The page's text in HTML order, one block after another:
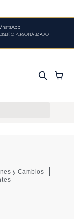
DISEÑO PERSONALIZADO
•
y Cambios